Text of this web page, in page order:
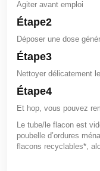
Agiter avant emploi
Étape2
Déposer une dose
Étape3
Nettoyer délicatement
Étape4
Et hop, vous pouvez
Le tube/le flacon est
poubelle d’ordures
flacons recyclables*,